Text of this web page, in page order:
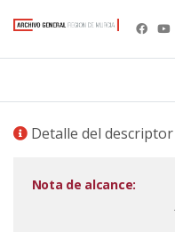
Detalle del descriptor
Nota de alcance: